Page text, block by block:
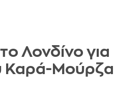
Λονδίνο για
Καρά-Μούρζα